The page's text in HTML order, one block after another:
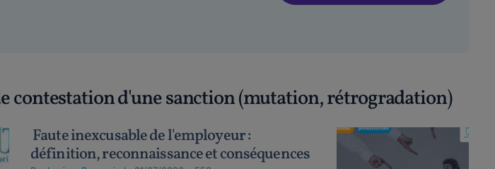
contestation d'une sanction (mutation, rétrogradation)
Faute inexcusable de l'employeur :
définition, reconnaissance et conséquences